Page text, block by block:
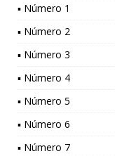
▪ Número 1
▪ Número 2
▪ Número 3
▪ Número 4
▪ Número 5
▪ Número 6
▪ Número 7